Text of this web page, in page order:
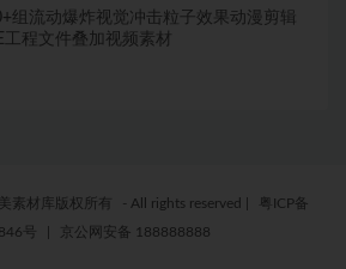
组流动爆炸视觉冲击粒子效果动漫剪辑
工程文件叠加视频素材
素材库版权所有 - All rights reserved
粤ICP备
号
京公网安备 188888888